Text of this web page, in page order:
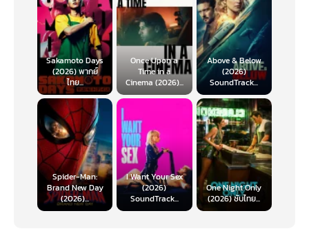
Sakamoto Days
(2026) พากย์
ไทย...
Once Upon a
Time in a
Cinema (2026)...
Above & Below
(2026)
SoundTrack...
Spider-Man:
Brand New Day
(2026)...
I Want Your Sex
(2026)
SoundTrack...
One Night Only
(2026) ซับไทย...